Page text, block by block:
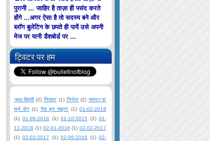
पुरानी ... जाहिर है ताज़ा ही पसंद करते
होंगे ...अगर ऐसा है तो सदस्य बने और
ब्लॉग बुलेटिन के छपते ही पायें उसे अपनी
मेज पर यानी डैशबोर्ड पर ...
ट्विटर पर हम
'चला बिहारी (2) 'निराला' (1) 'निर्भया' (2) 'मास्टर दा'
सूर्य सेन (1) 'मेड इन चाइना' (1) 01-02-2019
(1) 01-09-2016 (1) 01-10-2015 (1) 01-
11-2018 (1) 02-01-2018 (1) 02-02-2017
(1) 02-03-2017 (1) 02-06-2016 (1) 02-